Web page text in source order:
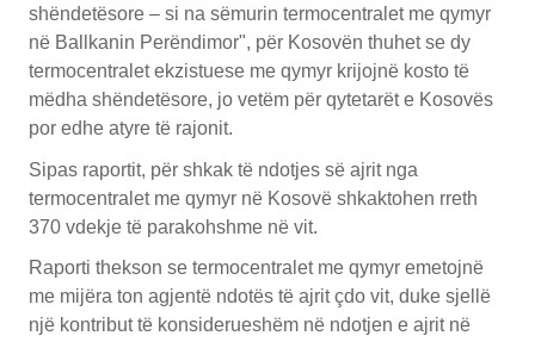
shëndetësore – si na sëmurin termocentralet me qymyr
në Ballkanin Perëndimor", për Kosovën thuhet se dy
termocentralet ekzistuese me qymyr krijojnë kosto të
mëdha shëndetësore, jo vetëm për qytetarët e Kosovës
por edhe atyre të rajonit.
Sipas raportit, për shkak të ndotjes së ajrit nga
termocentralet me qymyr në Kosovë shkaktohen rreth
370 vdekje të parakohshme në vit.
Raporti thekson se termocentralet me qymyr emetojnë
me mijëra ton agjentë ndotës të ajrit çdo vit, duke sjellë
një kontribut të konsiderueshëm në ndotjen e ajrit në